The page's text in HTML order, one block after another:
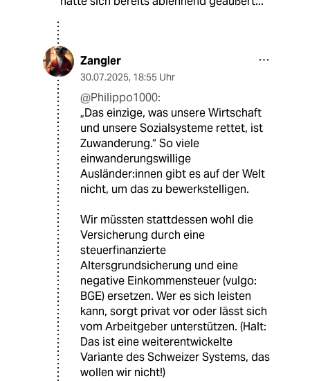
Zangler
30.07.2025, 18:55 Uhr
@Philippo1000:
„Das einzige, was unsere Wirtschaft
und unsere Sozialsysteme rettet, ist
Zuwanderung.“ So viele
einwanderungswillige
Ausländer:innen gibt es auf der Welt
nicht, um das zu bewerkstelligen.
Wir müssten stattdessen wohl die
Versicherung durch eine
steuerfinanzierte
Altersgrundsicherung und eine
negative Einkommensteuer (vulgo:
BGE) ersetzen. Wer es sich leisten
kann, sorgt privat vor oder lässt sich
vom Arbeitgeber unterstützen. (Halt:
Das ist eine weiterentwickelte
Variante des Schweizer Systems, das
wollen wir nicht!)